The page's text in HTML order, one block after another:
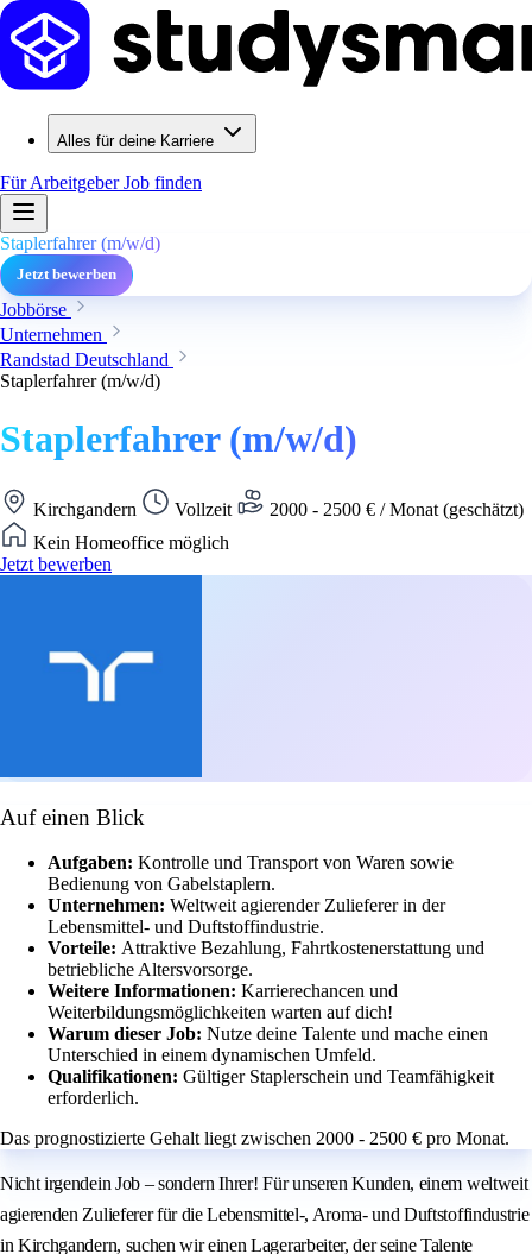
Alles für deine Karriere
Für ArbeitgeberJob finden
Staplerfahrer (m/w/d)
Jetzt bewerben
Jobbörse
Unternehmen
Randstad Deutschland
Staplerfahrer (m/w/d)
Staplerfahrer (m/w/d)
Kirchgandern Vollzeit
2000 - 2500 € / Monat (geschätzt)
Kein Homeoffice möglich
Jetzt bewerben
Auf einen Blick
Aufgaben: Kontrolle und Transport von Waren sowie
Bedienung von Gabelstaplern.
Unternehmen: Weltweit agierender Zulieferer in der
Lebensmittel- und Duftstoffindustrie.
Vorteile: Attraktive Bezahlung, Fahrtkostenerstattung und
betriebliche Altersvorsorge.
Weitere Informationen: Karrierechancen und
Weiterbildungsmöglichkeiten warten auf dich!
Warum dieser Job: Nutze deine Talente und mache einen
Unterschied in einem dynamischen Umfeld.
Qualifikationen: Gültiger Staplerschein und Teamfähigkeit
erforderlich.
Das prognostizierte Gehalt liegt zwischen 2000 - 2500 € pro Monat.
Nicht irgendein Job – sondern Ihrer! Für unseren Kunden, einem weltweit
agierenden Zulieferer für die Lebensmittel-, Aroma- und Duftstoffindustrie
in Kirchgandern, suchen wir einen Lagerarbeiter, der seine Talente